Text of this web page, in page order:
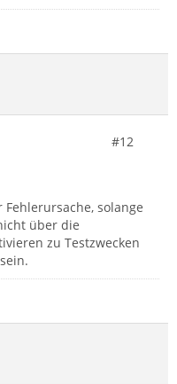
#12
solange
über die
zu Testzwecken